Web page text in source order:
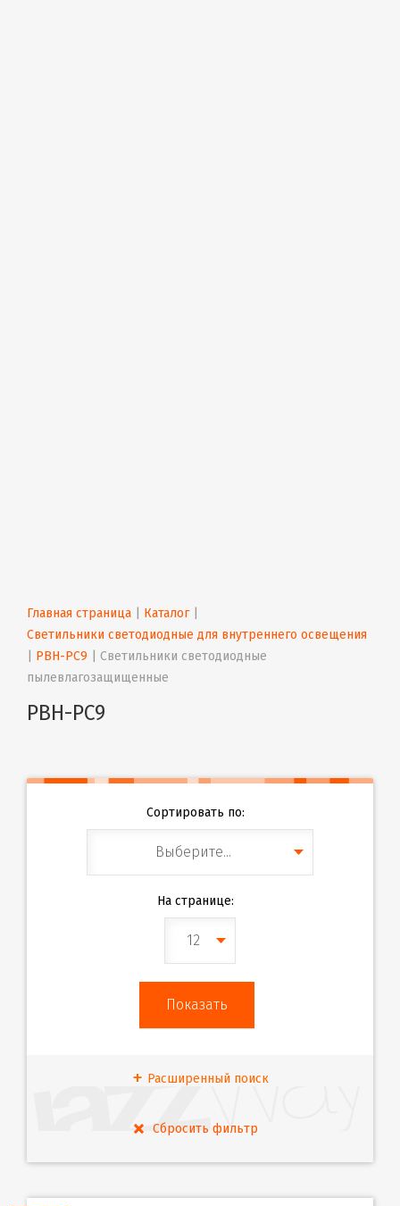
Главная страница Каталог |
Светильники светодиодные для внутреннего освещения
PBH-PC9
Светильники светодиодные
пылевлагозащищенные
PBH-PC9
Сортировать по:
Выберите...
На странице:
12
Расширенный поиск